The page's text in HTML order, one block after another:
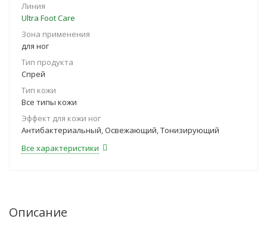
Линия
Ultra Foot Care
Зона применения
для ног
Тип продукта
Спрей
Тип кожи
Все типы кожи
Эффект для кожи ног
Антибактериальный, Освежающий, Тонизирующий
Все характеристики
Описание